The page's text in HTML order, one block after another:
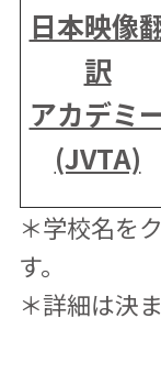
日本映像
訳
アカデミ
(JVTA)
＊学校名を
す。
＊詳細は決